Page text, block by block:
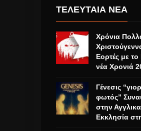
ΤΕΛΕΥΤΑΙΑ ΝΕΑ
Χρόνια
Εορτές με
νέα Χρονιά
Γένεσις
φωτός”
στην
Εκκλησία